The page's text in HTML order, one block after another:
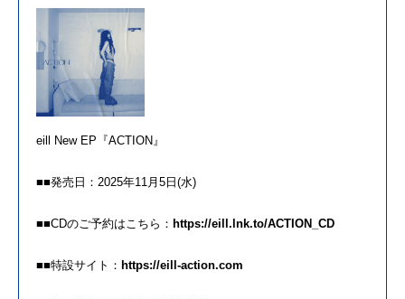
eill New EP『ACTION』
■■発売日：2025年11月5日(水)
■■CDのご予約はこちら： https://eill .lnk.to/ACTION_CD
■■特設サイト： https://eill -action.com